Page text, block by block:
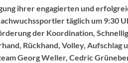
ihrer engagierten und
täglich um 9:30
der Koordination,
Rückhand, Volley, Aufschlag
Georg Weller, Cedric